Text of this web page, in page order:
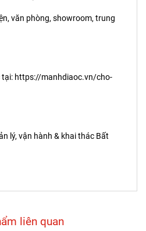
văn phòng, showroom, trung
tại: https://manhdiaoc.vn/cho-
lý, vận hành & khai thác Bất
liên quan